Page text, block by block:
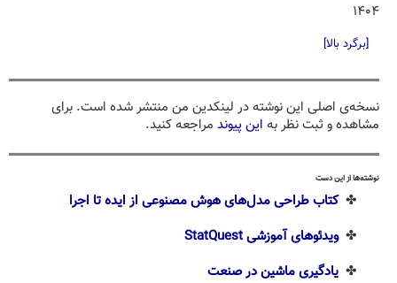
۱۴۰۴
[برگرد بالا]
نسخه‌ی اصلی این نوشته در لینکدین من منتشر شده است. برای
مشاهده و ثبت نظر بهاین پیوندمراجعه کنید.
نوشته‌ها از این دست
✤کتاب طراحی مدل‌های هوش مصنوعی از ایده تا اجرا
✤ویدئوهای آموزشی StatQuest
✤یادگیری ماشین در صنعت